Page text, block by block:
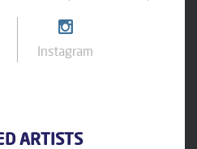
Instagram
ARTISTS